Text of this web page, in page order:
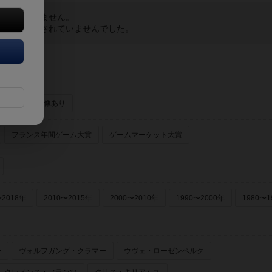
訳ございません。
ムが登録されていませんでした。
画像あり
フランス年間ゲーム大賞 ゲームマーケット大賞
年 2010〜2015年 2000〜2010年 1990〜2000年 1980〜
ヴォルフガング・クラマー ウヴェ・ローゼンベルク